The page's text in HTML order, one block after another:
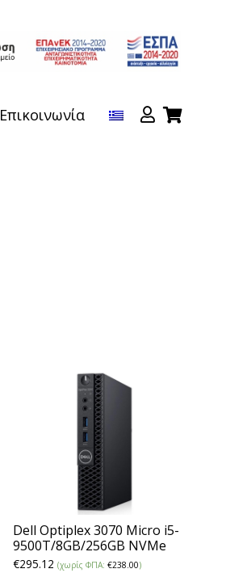
Επικοινωνία
Dell Optiplex 3070 Micro i5-
9500T/8GB/256GB NVMe
€295.12 (χωρίς ΦΠΑ: €238.00)